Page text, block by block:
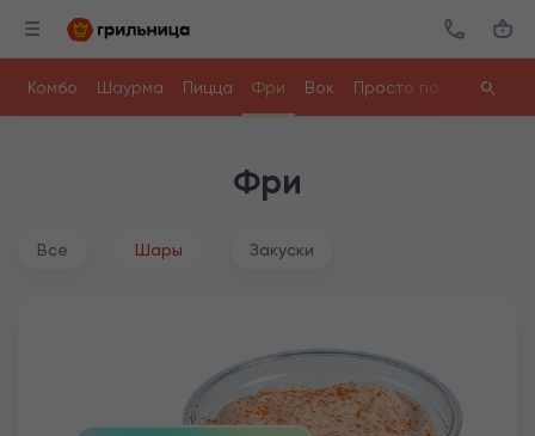
Комбо Шаурма Пицца Фри Вок Просто поесть
Фри
Все Шары Закуски